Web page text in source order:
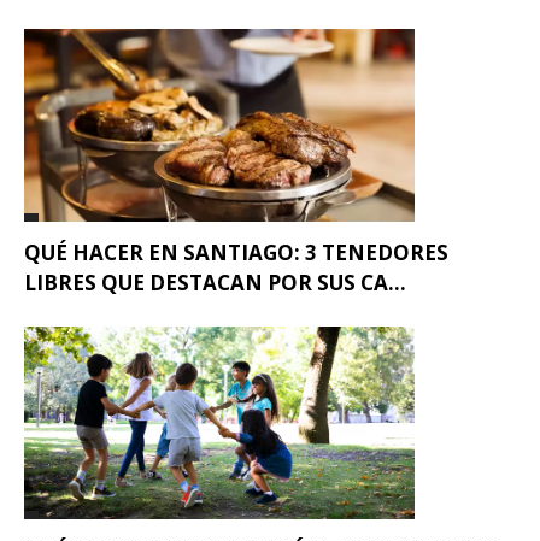
QUÉ HACER EN SANTIAGO: 3 TENEDORES
LIBRES QUE DESTACAN POR SUS CA...